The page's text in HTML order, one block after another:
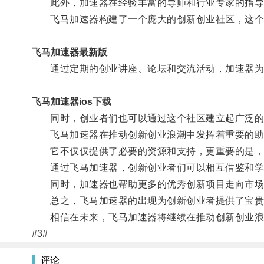
此外，加速器在经验丰富的导师和行业专家的指导
飞马加速器构建了一个庞大的创新创业社区，这个
飞马加速器最新版
通过定期的创业讲座、论坛和交流活动，加速器
飞马加速器ios下载
同时，创业者们也可以通过这个社区建立起广泛的
飞马加速器在推动创新创业浪潮中发挥着重要的
它不仅仅提供了必要的资源和支持，更重要的是，
通过飞马加速器，创新创业者们可以相互借鉴和学
同时，加速器也帮助更多的优秀创新项目走向市场
总之，飞马加速器的出现为创新创业者提供了宝贵
相信在未来，飞马加速器将继续在推动创新创业
#3#
评论